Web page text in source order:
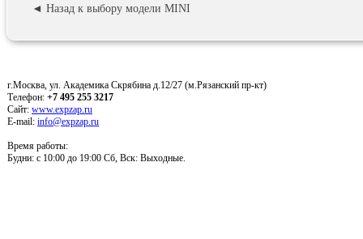
◄ Назад к выбору модели MINI
г.Москва, ул. Академика Скрябина д.12/27 (м.Рязанский пр-кт)
Телефон: +7 495 255 3217
Сайт: www.expzap.ru
E-mail: info@expzap.ru
Время работы:
Будни: c 10:00 до 19:00 Сб, Вск: Выходные.